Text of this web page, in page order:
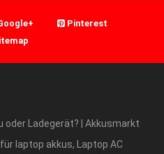
Pinterest
oder Ladegerät? | Akkusmarkt
laptop akkus, Laptop AC